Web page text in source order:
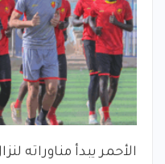
الأحمر يبدأ مناوراته